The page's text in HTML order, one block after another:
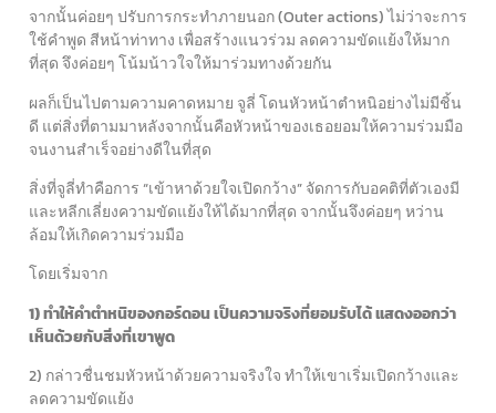
จากนั้นค่อยๆ ปรับการกระทำภายนอก (Outer actions) ไม่ว่าจะการ
ใช้คำพูด สีหน้าท่าทาง เพื่อสร้างแนวร่วม ลดความขัดแย้งให้มาก
ที่สุด จึงค่อยๆ โน้มน้าวใจให้มาร่วมทางด้วยกัน
ผลก็เป็นไปตามความคาดหมาย จูลี่ โดนหัวหน้าตำหนิอย่างไม่มีชิ้น
ดี แต่สิ่งที่ตามมาหลังจากนั้นคือหัวหน้าของเธอยอมให้ความร่วมมือ
จนงานสำเร็จอย่างดีในที่สุด
สิ่งที่จูลี่ทำคือการ “เข้าหาด้วยใจเปิดกว้าง” จัดการกับอคติที่ตัวเองมี
และหลีกเลี่ยงความขัดแย้งให้ได้มากที่สุด จากนั้นจึงค่อยๆ หว่าน
ล้อมให้เกิดความร่วมมือ
โดยเริ่มจาก
1) ทำให้คำตำหนิของกอร์ดอน เป็นความจริงที่ยอมรับได้ แสดงออกว่า
เห็นด้วยกับสิ่งที่เขาพูด
2) กล่าวชื่นชมหัวหน้าด้วยความจริงใจ ทำให้เขาเริ่มเปิดกว้างและ
ลดความขัดแย้ง